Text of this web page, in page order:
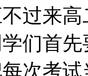
过来
们首
次考